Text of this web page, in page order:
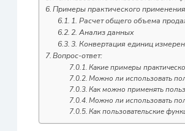
Примеры практического
1. Расчет общего объема
2. Анализ данных
3. Конвертация единиц
Вопрос-ответ:
Какие примеры
Можно ли использовать
Как можно применять
Можно ли использовать
Как пользовательские